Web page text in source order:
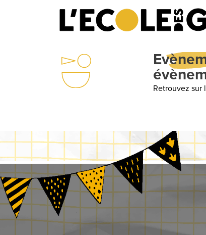
Evènements: Une
évènements
Retrouvez sur le site internet de